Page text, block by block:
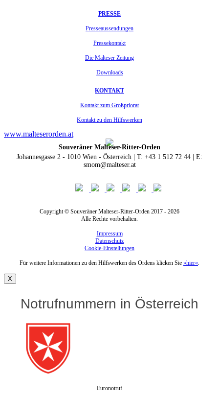
PRESSE
Presseaussendungen
Pressekontakt
Die Malteser Zeitung
Downloads
KONTAKT
Kontakt zum Großpriorat
Kontakt zu den Hilfswerken
www.malteserorden.at
Souveräner Malteser-Ritter-Orden
Johannesgasse 2 - 1010 Wien - Österreich | T: +43 1 512 72 44 | E:
smom@malteser.at
Copyright © Souveräner Malteser-Ritter-Orden 2017 - 2026
Alle Rechte vorbehalten.
Impressum
Datenschutz
Cookie-Einstellungen
Für weitere Informationen zu den Hilfswerken des Ordens klicken Sie »hier«
X
Notrufnummern in Österreich
Euronotruf